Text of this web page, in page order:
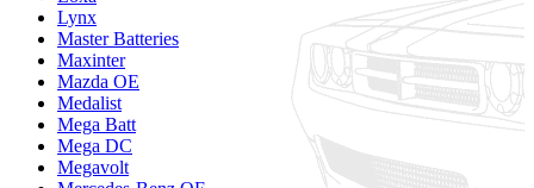
Lynx
Master Batteries
Maxinter
Mazda OE
Medalist
Mega Batt
Mega DC
Megavolt